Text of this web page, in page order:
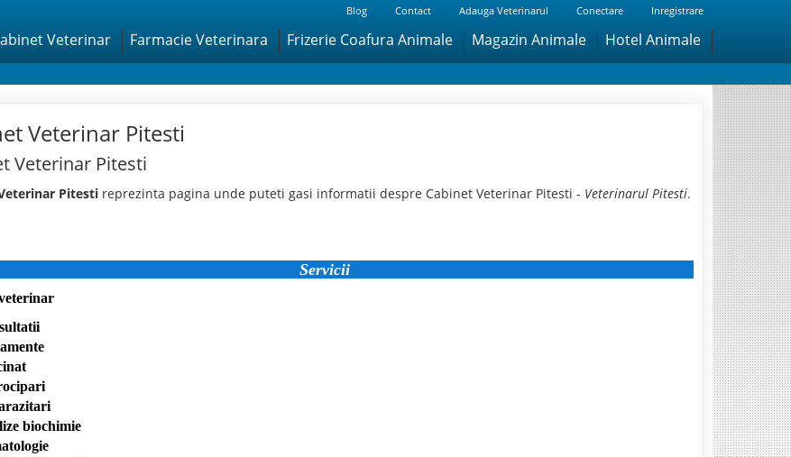
Blog Contact Adauga Veterinarul Conectare Inregistrare
Veterinar Farmacie Veterinara Frizerie Coafura Animale Magazin Animale Hotel Animale
Veterinar Pitesti
Veterinar Pitesti
Pitesti reprezinta pagina unde puteti gasi informatii despre Cabinet Veterinar Pitesti - Veterinarul Pitesti.
Servicii
biochimie